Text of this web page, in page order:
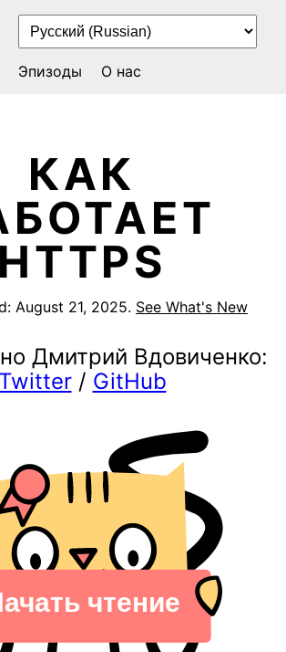
Эпизоды О нас
КАК
HTTPS
August 21, 2025. See What's New
Дмитрий Вдовиченко:
Twitter/ GitHub
чтение